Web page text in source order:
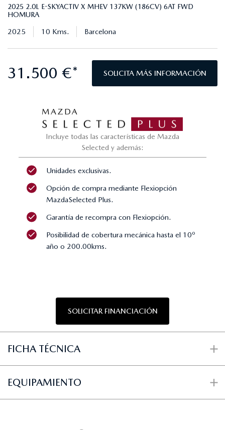
2025 2.0L E-SKYACTIV X MHEV 137KW (186CV) 6AT FWD
HOMURA
2025 10 Kms. Barcelona
31.500 €* SOLICITA MÁS INFORMACIÓN
FICHA TÉCNICA
Incluye todas las características de Mazda
Selected y además:
Unidades exclusivas.
Opción de compra mediante Flexiopción
MazdaSelected Plus.
Garantía de recompra con Flexiopción.
Posibilidad de cobertura mecánica hasta el 10º
año o 200.00kms.
SOLICITAR FINANCIACIÓN
EQUIPAMIENTO